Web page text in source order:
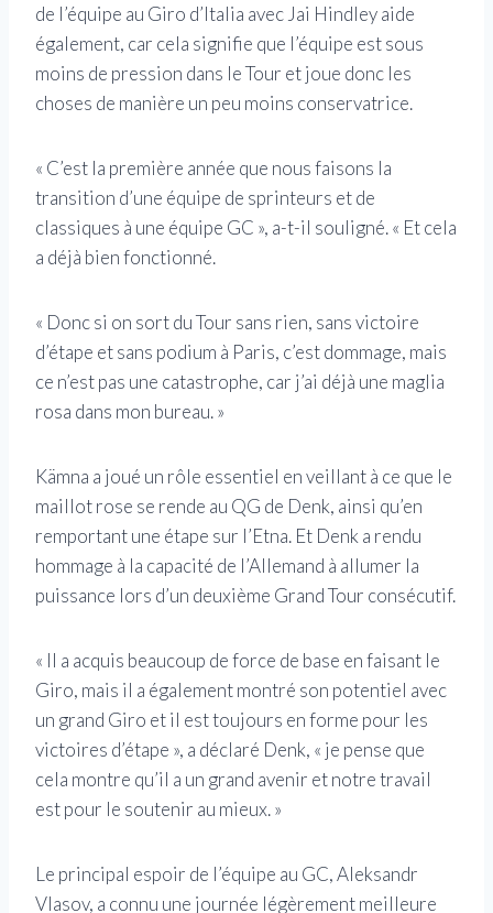
de l’équipe au Giro d’Italia avec Jai Hindley aide
également, car cela signifie que l’équipe est sous
moins de pression dans le Tour et joue donc les
choses de manière un peu moins conservatrice.
« C’est la première année que nous faisons la
transition d’une équipe de sprinteurs et de
classiques à une équipe GC », a-t-il souligné. « Et cela
a déjà bien fonctionné.
« Donc si on sort du Tour sans rien, sans victoire
d’étape et sans podium à Paris, c’est dommage, mais
ce n’est pas une catastrophe, car j’ai déjà une maglia
rosa dans mon bureau. »
Kämna a joué un rôle essentiel en veillant à ce que le
maillot rose se rende au QG de Denk, ainsi qu’en
remportant une étape sur l’Etna. Et Denk a rendu
hommage à la capacité de l’Allemand à allumer la
puissance lors d’un deuxième Grand Tour consécutif.
« Il a acquis beaucoup de force de base en faisant le
Giro, mais il a également montré son potentiel avec
un grand Giro et il est toujours en forme pour les
victoires d’étape », a déclaré Denk, « je pense que
cela montre qu’il a un grand avenir et notre travail
est pour le soutenir au mieux. »
Le principal espoir de l’équipe au GC, Aleksandr
Vlasov, a connu une journée légèrement meilleure